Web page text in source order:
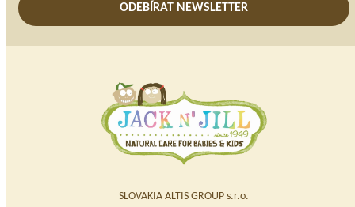
ODEBÍRAT NEWSLETTER
SLOVAKIA ALTIS GROUP s.r.o.